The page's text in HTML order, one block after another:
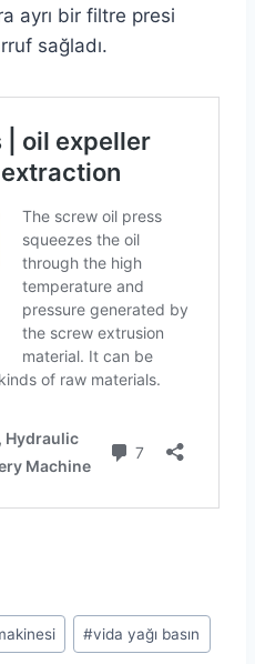
ayrı bir filtre presi
sağladı.
#vida yağı basın